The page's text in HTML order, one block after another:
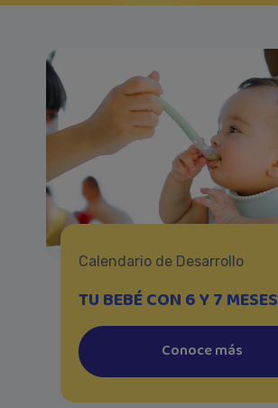
Calendario de Desarrollo
TU BEBÉ CON 6 Y 7 MESES
Conoce más